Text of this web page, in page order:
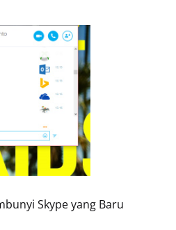
Skype yang Baru